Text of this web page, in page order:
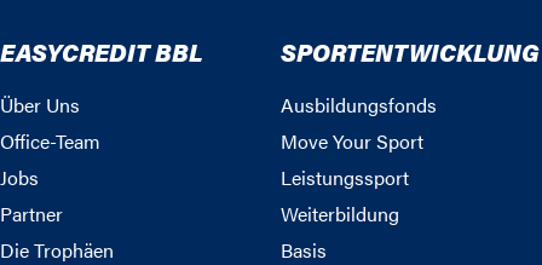
EASYCREDIT BBL
Über Uns
Office-Team
Jobs
Partner
Die Trophäen
SPORTENTWICKLUNG
Ausbildungsfonds
Move Your Sport
Leistungssport
Weiterbildung
Basis